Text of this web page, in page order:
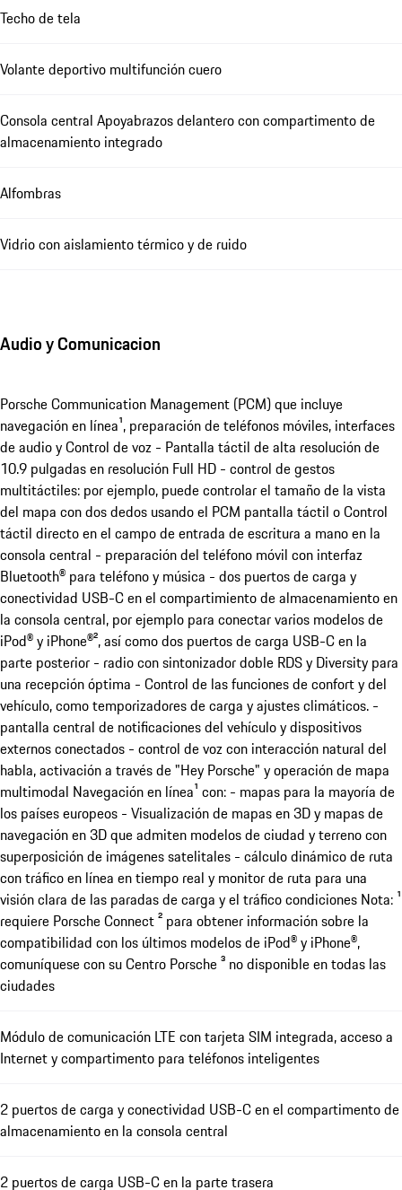
Techo de tela
Volante deportivo multifunción cuero
Consola central Apoyabrazos delantero con compartimento de
almacenamiento integrado
Alfombras
Vidrio con aislamiento térmico y de ruido
Audio y Comunicacion
Porsche Communication Management (PCM) que incluye
navegación en línea¹, preparación de teléfonos móviles, interfaces
de audio y Control de voz - Pantalla táctil de alta resolución de
10.9 pulgadas en resolución Full HD - control de gestos
multitáctiles: por ejemplo, puede controlar el tamaño de la vista
del mapa con dos dedos usando el PCM pantalla táctil o Control
táctil directo en el campo de entrada de escritura a mano en la
consola central - preparación del teléfono móvil con interfaz
Bluetooth® para teléfono y música - dos puertos de carga y
conectividad USB-C en el compartimiento de almacenamiento en
la consola central, por ejemplo para conectar varios modelos de
iPod® y iPhone®², así como dos puertos de carga USB-C en la
parte posterior - radio con sintonizador doble RDS y Diversity para
una recepción óptima - Control de las funciones de confort y del
vehículo, como temporizadores de carga y ajustes climáticos. -
pantalla central de notificaciones del vehículo y dispositivos
externos conectados - control de voz con interacción natural del
habla, activación a través de "Hey Porsche" y operación de mapa
multimodal Navegación en línea¹ con: - mapas para la mayoría de
los países europeos - Visualización de mapas en 3D y mapas de
navegación en 3D que admiten modelos de ciudad y terreno con
superposición de imágenes satelitales - cálculo dinámico de ruta
con tráfico en línea en tiempo real y monitor de ruta para una
visión clara de las paradas de carga y el tráfico condiciones Nota: ¹
requiere Porsche Connect ² para obtener información sobre la
compatibilidad con los últimos modelos de iPod® y iPhone®,
comuníquese con su Centro Porsche ³ no disponible en todas las
ciudades
Módulo de comunicación LTE con tarjeta SIM integrada, acceso a
Internet y compartimento para teléfonos inteligentes
2 puertos de carga y conectividad USB-C en el compartimento de
almacenamiento en la consola central
2 puertos de carga USB-C en la parte trasera